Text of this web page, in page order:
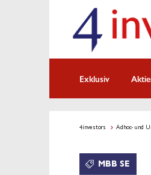
Exklusiv
4investors Adhoc- und
MBB SE